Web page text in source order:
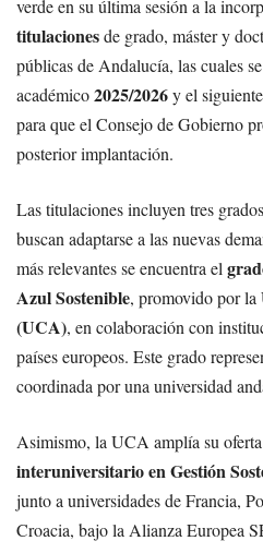
verde en su última sesión a la
titulacionesde grado, máster y
públicas de Andalucía, las cuales
académico2025/2026y el
para que el Consejo de Gobierno
posterior implantación.
Las titulaciones incluyen tres
buscan adaptarse a las nuevas
más relevantes se encuentra el
Azul Sostenible, promovido por la
(UCA), en colaboración con
países europeos. Este grado
coordinada por una universidad
Asimismo, la UCA amplía su
interuniversitario en Gestión
junto a universidades de Francia,
Croacia, bajo la Alianza Europea